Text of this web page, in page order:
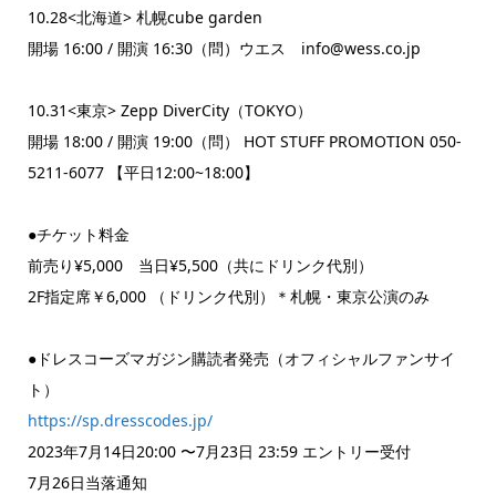
10.28<北海道> 札幌cube garden
開場 16:00 / 開演 16:30（問）ウエス info@wess.co.jp
10.31<東京> Zepp DiverCity（TOKYO）
開場 18:00 / 開演 19:00（問） HOT STUFF PROMOTION 050-
5211-6077 【平日12:00~18:00】
●チケット料金
前売り¥5,000 当日¥5,500（共にドリンク代別）
2F指定席￥6,000 （ドリンク代別）＊札幌・東京公演のみ
●ドレスコーズマガジン購読者発売（オフィシャルファンサイ
ト）
https://sp.dresscodes.jp/
2023年7月14日20:00 〜7月23日 23:59 エントリー受付
7月26日当落通知